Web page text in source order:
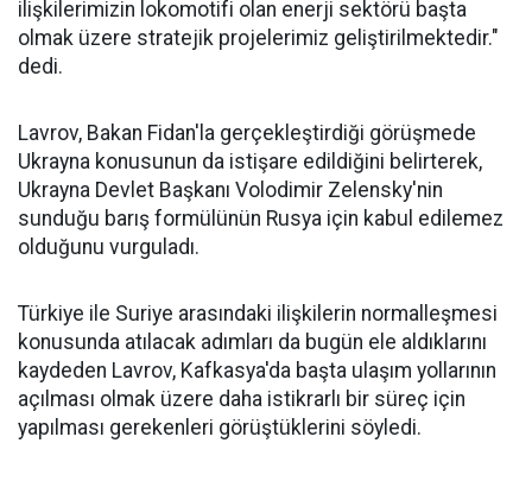
ilişkilerimizin lokomotifi olan enerji sektörü başta
olmak üzere stratejik projelerimiz geliştirilmektedir."
dedi.
Lavrov, Bakan Fidan'la gerçekleştirdiği görüşmede
Ukrayna konusunun da istişare edildiğini belirterek,
Ukrayna Devlet Başkanı Volodimir Zelensky'nin
sunduğu barış formülünün Rusya için kabul edilemez
olduğunu vurguladı.
Türkiye ile Suriye arasındaki ilişkilerin normalleşmesi
konusunda atılacak adımları da bugün ele aldıklarını
kaydeden Lavrov, Kafkasya'da başta ulaşım yollarının
açılması olmak üzere daha istikrarlı bir süreç için
yapılması gerekenleri görüştüklerini söyledi.